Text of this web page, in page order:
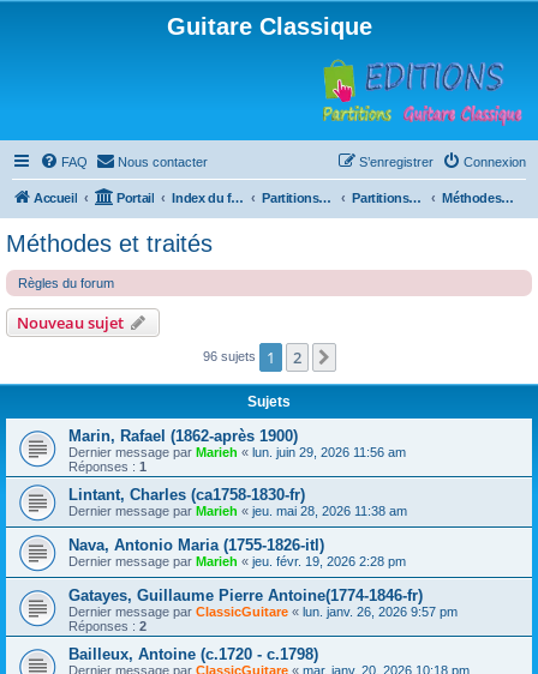
Guitare Classique
FAQ Nous contacter Connexion
S’enregistrer
Accueil Portail Index du forum Partitions pour guitare en libre téléchargement Partitions classées par compositeur Méthodes et traités
Méthodes et traités
Règles du forum
Nouveau sujet
96 sujets 1 2
Sujets
Marin, Rafael (1862-après 1900)
Dernier message par Marieh « lun. juin 29, 2026 11:56 am
Réponses : 1
Lintant, Charles (ca1758-1830-fr)
Dernier message par Marieh « jeu. mai 28, 2026 11:38 am
Nava, Antonio Maria (1755-1826-itl)
Dernier message par Marieh « jeu. févr. 19, 2026 2:28 pm
Gatayes, Guillaume Pierre Antoine(1774-1846-fr)
Dernier message par ClassicGuitare « lun. janv. 26, 2026 9:57 pm
Réponses : 2
Bailleux, Antoine (c.1720 - c.1798)
Dernier message par ClassicGuitare « mar. janv. 20, 2026 10:18 pm